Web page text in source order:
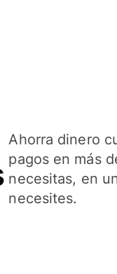
Ahorra dinero
pagos en más
necesitas, en
necesites.